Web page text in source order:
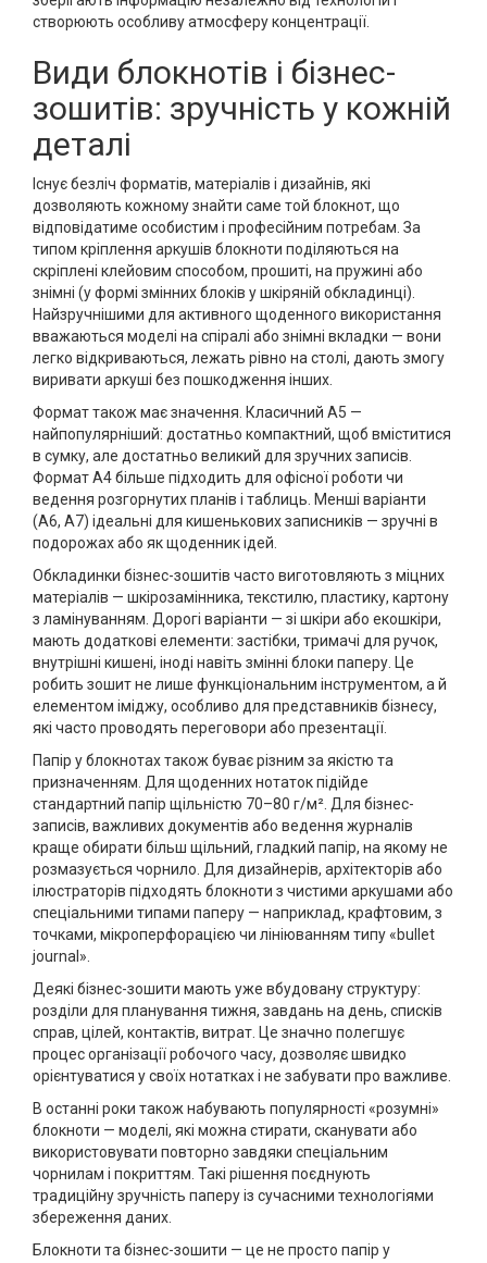
створюють особливу атмосферу концентрації.
Види блокнотів і бізнес-
зошитів: зручність у кожній
деталі
Існує безліч форматів, матеріалів і дизайнів, які
дозволяють кожному знайти саме той блокнот, що
відповідатиме особистим і професійним потребам. За
типом кріплення аркушів блокноти поділяються на
скріплені клейовим способом, прошиті, на пружині або
знімні (у формі змінних блоків у шкіряній обкладинці).
Найзручнішими для активного щоденного використання
вважаються моделі на спіралі або знімні вкладки — вони
легко відкриваються, лежать рівно на столі, дають змогу
виривати аркуші без пошкодження інших.
Формат також має значення. Класичний А5 —
найпопулярніший: достатньо компактний, щоб вміститися
в сумку, але достатньо великий для зручних записів.
Формат А4 більше підходить для офісної роботи чи
ведення розгорнутих планів і таблиць. Менші варіанти
(А6, А7) ідеальні для кишенькових записників — зручні в
подорожах або як щоденник ідей.
Обкладинки бізнес-зошитів часто виготовляють з міцних
матеріалів — шкірозамінника, текстилю, пластику, картону
з ламінуванням. Дорогі варіанти — зі шкіри або екошкіри,
мають додаткові елементи: застібки, тримачі для ручок,
внутрішні кишені, іноді навіть змінні блоки паперу. Це
робить зошит не лише функціональним інструментом, а й
елементом іміджу, особливо для представників бізнесу,
які часто проводять переговори або презентації.
Папір у блокнотах також буває різним за якістю та
призначенням. Для щоденних нотаток підійде
стандартний папір щільністю 70–80 г/м². Для бізнес-
записів, важливих документів або ведення журналів
краще обирати більш щільний, гладкий папір, на якому не
розмазується чорнило. Для дизайнерів, архітекторів або
ілюстраторів підходять блокноти з чистими аркушами або
спеціальними типами паперу — наприклад, крафтовим, з
точками, мікроперфорацією чи лініюванням типу «bullet
journal».
Деякі бізнес-зошити мають уже вбудовану структуру:
розділи для планування тижня, завдань на день, списків
справ, цілей, контактів, витрат. Це значно полегшує
процес організації робочого часу, дозволяє швидко
орієнтуватися у своїх нотатках і не забувати про важливе.
В останні роки також набувають популярності «розумні»
блокноти — моделі, які можна стирати, сканувати або
використовувати повторно завдяки спеціальним
чорнилам і покриттям. Такі рішення поєднують
традиційну зручність паперу із сучасними технологіями
збереження даних.
Блокноти та бізнес-зошити — це не просто папір у